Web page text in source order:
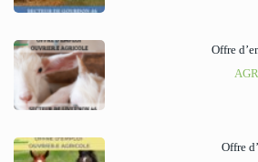
Offre
Offre